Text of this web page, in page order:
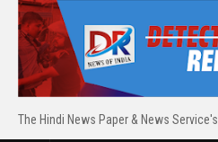
The Hindi News Paper & News Service's